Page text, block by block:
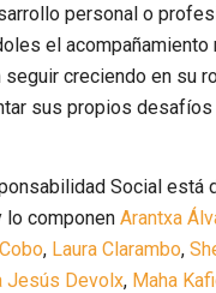
personal o
el acompañamiento
seguir creciendo en su
sus propios
Social está
lo componen Arantxa
, Laura Clarambo,
Jesús Devolx, Maha